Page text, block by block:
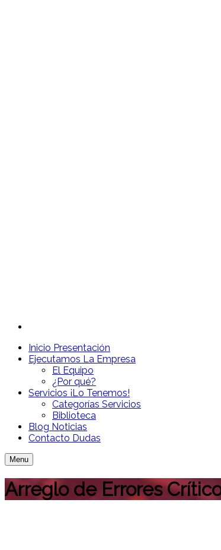
Inicio Presentación
Ejecutamos La Empresa
El Equipo
¿Por qué?
Servicios ¡Lo Tenemos!
Categorías Servicios
Biblioteca
Blog Noticias
Contacto Dudas
Menu
Arreglo de Errores